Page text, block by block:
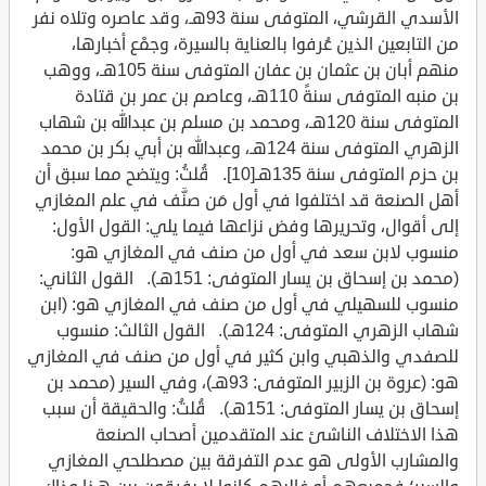
الأسدي القرشي، المتوفى سنة 93هـ، وقد عاصره وتلاه نفر
من التابعين الذين عُرفوا بالعناية بالسيرة، وجمْع أخبارها،
منهم أبان بن عثمان بن عفان المتوفى سنة 105هـ، ووهب
بن منبه المتوفى سنةً 110هـ، وعاصم بن عمر بن قتادة
المتوفى سنة 120هـ، ومحمد بن مسلم بن عبدالله بن شهاب
الزهري المتوفى سنة 124هـ، وعبدالله بن أبي بكر بن محمد
بن حزم المتوفى سنة 135هـ[10]. قُلتُ: ويتضح مما سبق أن
أهل الصنعة قد اختلفوا في أول مَن صنَّف في علم المغازي
إلى أقوال، وتحريرها وفض نزاعها فيما يلي: القول الأول:
منسوب لابن سعد في أول من صنف في المغازي هو:
(محمد بن إسحاق بن يسار المتوفى: 151هـ). القول الثاني:
منسوب للسهيلي في أول من صنف في المغازي هو: (ابن
شهاب الزهري المتوفى: 124هـ). القول الثالث: منسوب
للصفدي والذهبي وابن كثير في أول من صنف في المغازي
هو: (عروة بن الزبير المتوفى: 93هـ)، وفي السير (محمد بن
إسحاق بن يسار المتوفى: 151هـ). قُلتُ: والحقيقة أن سبب
هذا الاختلاف الناشئ عند المتقدمين أصحاب الصنعة
والمشارب الأولى هو عدم التفرقة بين مصطلحي المغازي